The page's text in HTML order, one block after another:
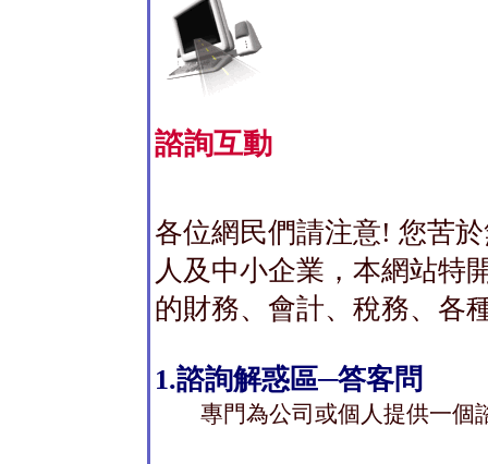
諮詢互動
各位網民們請注意! 您苦
人及中小企業，本網站特
的財務、會計、稅務、各
1.諮詢解惑區─答客問
專門為公司或個人提供一個